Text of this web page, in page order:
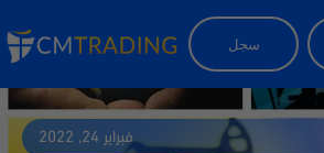
سجل
فبراير 24, 2022